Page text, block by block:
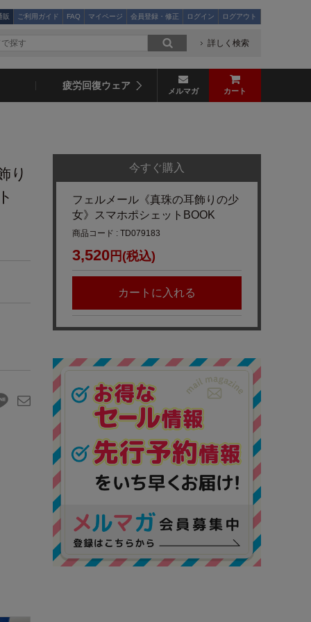
販 ご利用ガイド FAQ マイページ 会員登録・修正 ログイン ログアウト
詳しく検索
疲労回復ウェア メルマガ カート
り
今すぐ購入
フェルメール《真珠の耳飾りの少
女》スマホポシェットBOOK
商品コード : TD079183
3,520 円(税込)
カートに入れる